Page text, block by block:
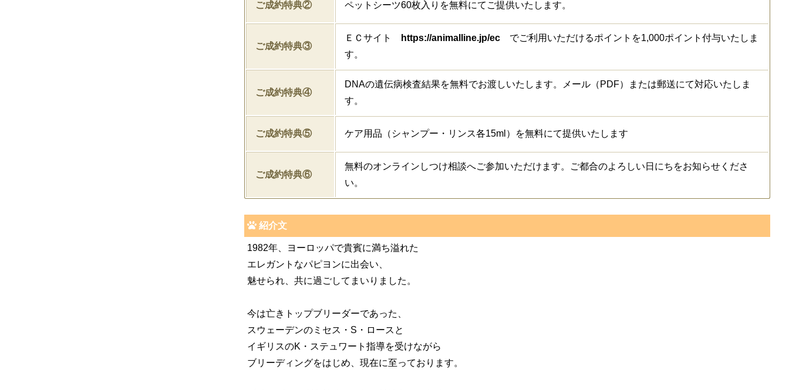
ご成約特典② ペットシーツ60枚入りを無料にてご提供いたします。
ご成約特典③
ＥＣサイト https://animalline.jp/ec でご利用いただけるポイントを1,000ポイント付与いたしま
す。
ご成約特典④
DNAの遺伝病検査結果を無料でお渡しいたします。メール（PDF）または郵送にて対応いたしま
す。
ご成約特典⑤ ケア用品（シャンプー・リンス各15ml）を無料にて提供いたします
ご成約特典⑥
無料のオンラインしつけ相談へご参加いただけます。ご都合のよろしい日にちをお知らせくださ
い。
紹介文
1982年、ヨーロッパで貴賓に満ち溢れた
エレガントなパピヨンに出会い、
魅せられ、共に過ごしてまいりました。
今は亡きトップブリーダーであった、
スウェーデンのミセス・S・ロースと
イギリスのK・ステュワート指導を受けながら
ブリーディングをはじめ、現在に至っております。